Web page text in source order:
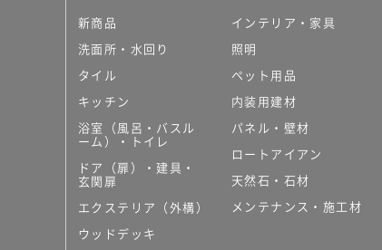
新商品
洗面所・水回り
タイル
キッチン
浴室（風呂・バスル
ーム）・トイレ
ドア（扉）・建具・
玄関扉
エクステリア（外構）
ウッドデッキ
インテリア・家具
照明
ペット用品
内装用建材
パネル・壁材
ロートアイアン
天然石・石材
メンテナンス・施工材